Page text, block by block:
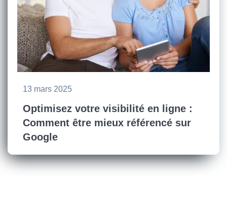
13 mars 2025
Optimisez votre visibilité en ligne :
Comment être mieux référencé sur
Google